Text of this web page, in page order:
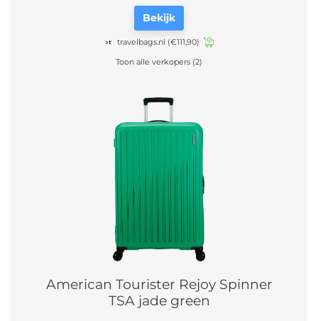
Bekijk
travelbags.nl (€111,90)
Toon alle verkopers (2)
American Tourister Rejoy Spinner
TSA jade green